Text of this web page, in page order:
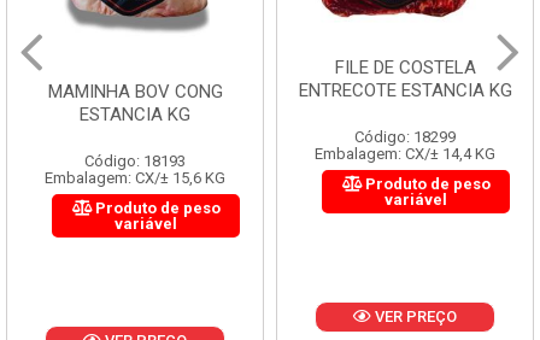
MAMINHA BOV CONG
ESTANCIA KG
Código: 18193
Embalagem: CX/± 15,6 KG
Produto de peso
variável
FILE DE COSTELA
ENTRECOTE ESTANCIA KG
Código: 18299
Embalagem: CX/± 14,4 KG
Produto de peso
variável
VER PREÇO